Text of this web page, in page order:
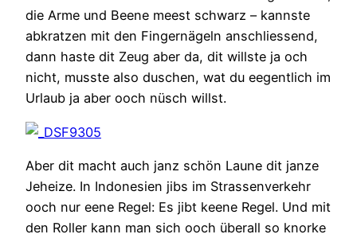
die Arme und Beene meest schwarz – kannste
abkratzen mit den Fingernägeln anschliessend,
dann haste dit Zeug aber da, dit willste ja och
nicht, musste also duschen, wat du eegentlich im
Urlaub ja aber ooch nüsch willst.
Aber dit macht auch janz schön Laune dit janze
Jeheize. In Indonesien jibs im Strassenverkehr
ooch nur eene Regel: Es jibt keene Regel. Und mit
den Roller kann man sich ooch überall so knorke